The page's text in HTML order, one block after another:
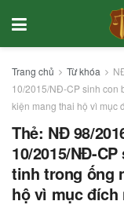
Trang chủ Từ khóa
10/2015/NĐ-CP sinh con
kiện mang thai hộ vì mục
Thẻ: NĐ 98/
10/2015/NĐ-
tinh trong ống
hộ vì mục đích